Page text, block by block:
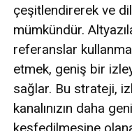
çeşitlendirerek ve
mümkündür.
referanslar
etmek, geniş bir
sağlar. Bu strateji,
kanalınızın daha